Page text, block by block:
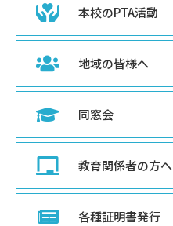
本校のPTA活動
地域の皆様へ
同窓会
教育関係者の方へ
各種証明書発行